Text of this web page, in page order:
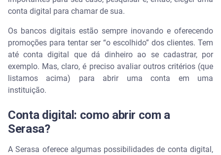
conta digital para chamar de sua.
Os bancos digitais estão sempre inovando e oferecendo
promoções para tentar ser “o escolhido” dos clientes. Tem
até conta digital que dá dinheiro ao se cadastrar, por
exemplo. Mas, claro, é preciso avaliar outros critérios (que
listamos acima) para abrir uma conta em uma
instituição.
Conta digital: como abrir com a
Serasa?
A Serasa oferece algumas possibilidades de conta digital,